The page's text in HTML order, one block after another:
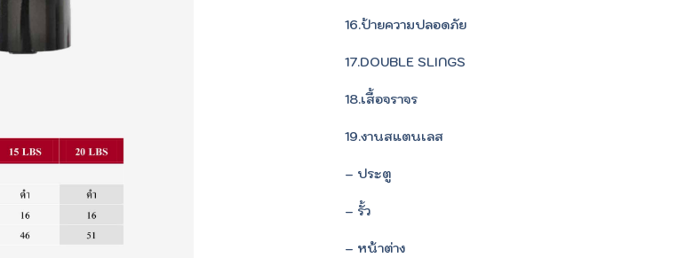
16.ป้ายความปลอดภัย
17.DOUBLE SLINGS
18.เสื้อจราจร
19.งานสแตนเลส
– ประตู
– รั้ว
– หน้าต่าง